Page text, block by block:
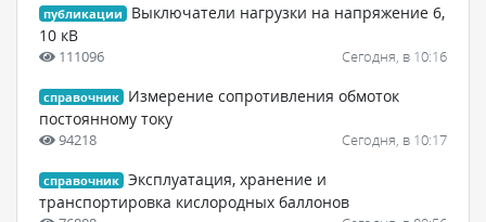
публикации
Выключатели нагрузки на напряжение 6,
10 кВ
111096 Сегодня, в 10:16
справочник
Измерение сопротивления обмоток
постоянному току
94218 Сегодня, в 10:17
справочник Эксплуатация, хранение и
транспортировка кислородных баллонов